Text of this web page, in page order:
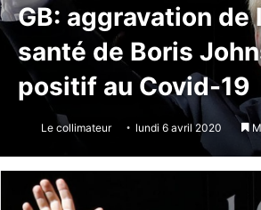
GB: aggravation de
santé de Boris
positif au Covid-19
Le collimateur lundi 6 avril 2020